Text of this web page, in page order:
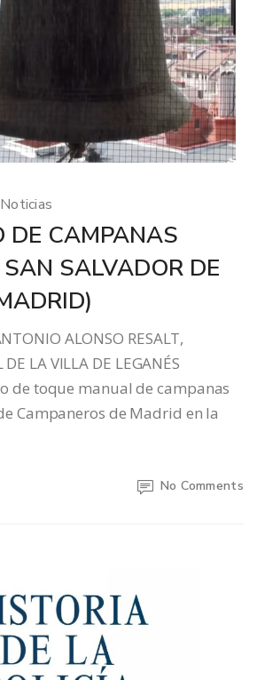
Noticias
DE CAMPANAS
SALVADOR DE
ALONSO RESALT,
LA VILLA DE LEGANÉS
de toque manual de campanas
Campaneros de Madrid en la
No Comments